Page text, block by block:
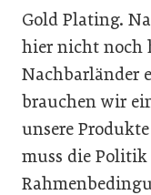
Gold Plating.
hier nicht noch
Nachbarländer
brauchen wir
unsere
muss die Politik